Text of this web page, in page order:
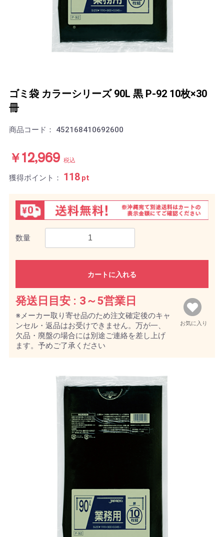
ゴミ袋 カラーシリーズ 90L 黒 P-92 10枚×30
冊
商品コード： 452168410692600
￥12,969 税込
獲得ポイント： 118 pt
数量
カートに入れる
お気に入り
発送日目安 : 3～5営業日
※メーカー取り寄せ品のため注文確定後のキャ
ンセル・返品はお受けできません。万が一、
欠品・廃盤の場合には別途ご連絡を差し上げ
ます。予めご了承ください